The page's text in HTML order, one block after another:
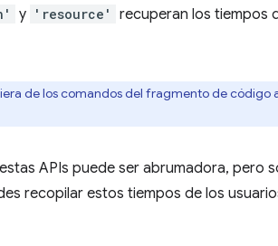
y 'resource'
recuperan los tiempos
de los comandos del fragmento de código
APIs puede ser abrumadora, pero
recopilar estos tiempos de los